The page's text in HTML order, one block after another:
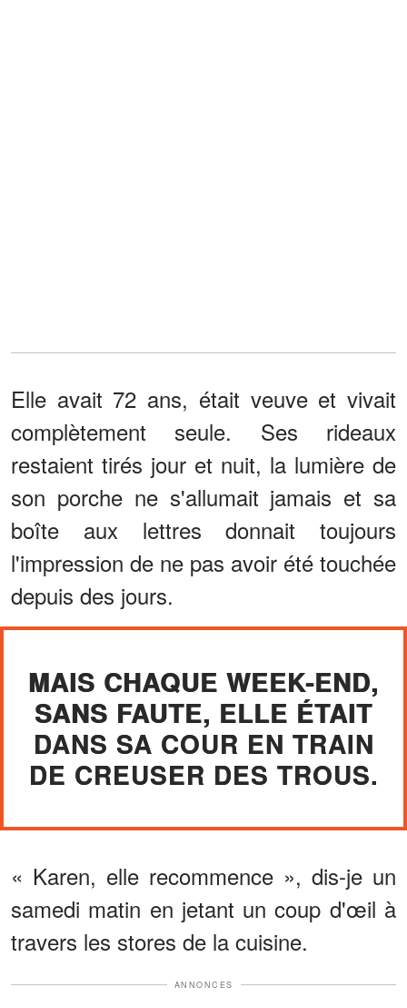
Elle avait 72 ans, était veuve et vivait
complètement seule. Ses rideaux
restaient tirés jour et nuit, la lumière de
son porche ne s'allumait jamais et sa
boîte aux lettres donnait toujours
l'impression de ne pas avoir été touchée
depuis des jours.
MAIS CHAQUE WEEK-END,
SANS FAUTE, ELLE ÉTAIT
DANS SA COUR EN TRAIN
DE CREUSER DES TROUS.
« Karen, elle recommence », dis-je un
samedi matin en jetant un coup d'œil à
travers les stores de la cuisine.
ANNONCES